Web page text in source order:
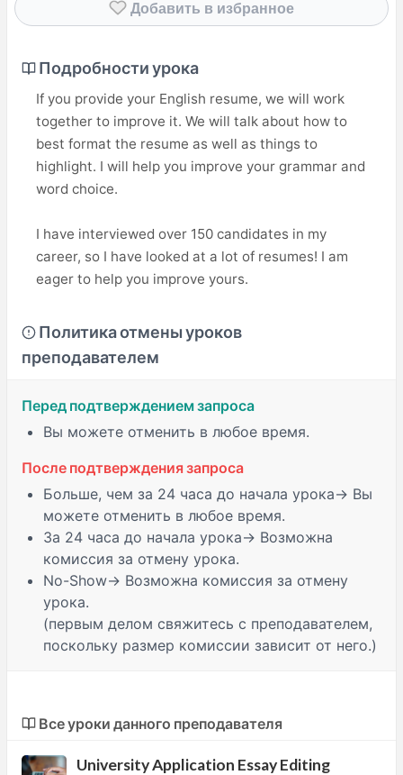
Добавить в избранное
Подробности урока
If you provide your English resume, we will work
together to improve it. We will talk about how to
best format the resume as well as things to
highlight. I will help you improve your grammar and
word choice.
I have interviewed over 150 candidates in my
career, so I have looked at a lot of resumes! I am
eager to help you improve yours.
Политика отмены уроков
преподавателем
Перед подтверждением запроса
Вы можете отменить в любое время.
После подтверждения запроса
Больше, чем за 24 часа до начала урока→ Вы
можете отменить в любое время.
За 24 часа до начала урока→ Возможна
комиссия за отмену урока.
No-Show→ Возможна комиссия за отмену
урока.
(первым делом свяжитесь с преподавателем,
поскольку размер комиссии зависит от него.)
Все уроки данного преподавателя
University Application Essay Editing